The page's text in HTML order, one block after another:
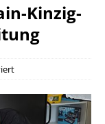
Kinzig-